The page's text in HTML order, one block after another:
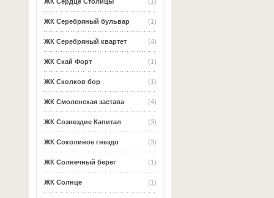
(1)
ЖК Сердце Столицы
(1)
ЖК Серебряный бульвар
(4)
ЖК Серебряный квартет
(1)
ЖК Скай Форт
(1)
ЖК Сколков бор
(4)
ЖК Смоленская застава
(3)
ЖК Созвездие Капитал
(3)
ЖК Соколиное гнездо
(1)
ЖК Солнечный берег
(1)
ЖК Солнце